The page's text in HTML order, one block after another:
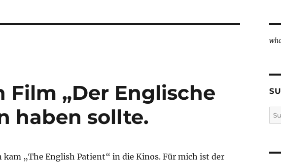
„Der Englische
haben sollte.
kam „The English Patient“ in die Kinos. Für mich ist der